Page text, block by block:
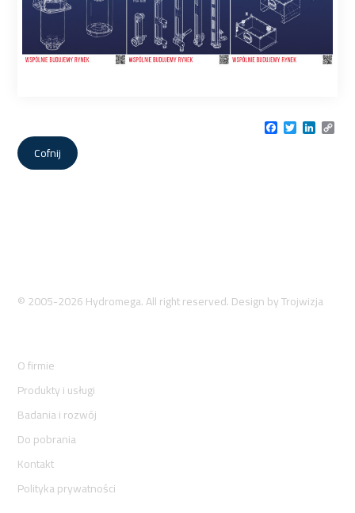
Facebook
Twitter
Link
Cofnij
© 2005-2026 Hydromega. All right reserved. Design byTrojwizja
O firmie
Produkty i usługi
Badania i rozwój
Do pobrania
Kontakt
Polityka prywatności